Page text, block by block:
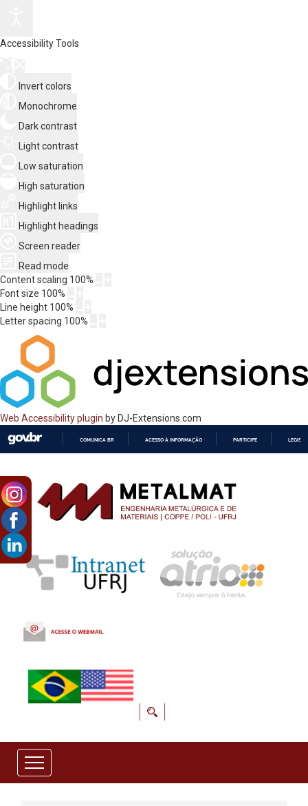
Accessibility Tools
Invert colors
Monochrome
Dark contrast
Light contrast
Low saturation
High saturation
Highlight links
Highlight headings
Screen reader
Read mode
Content scaling 100%
Font size 100%
Line height 100%
Letter spacing 100%
Web Accessibility plugin by DJ-Extensions.com
CONTEÚDO
COMUNICA BR ACESSO À INFORMAÇÃO PARTICIPE